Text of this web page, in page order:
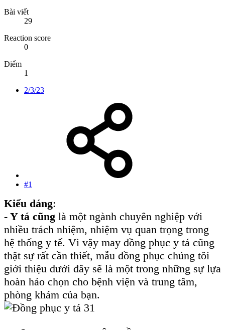
Bài viết
29
Reaction score
0
Điểm
1
2/3/23
#1
Kiểu dáng:
- Y tá cũng là một ngành chuyên nghiệp với
nhiều trách nhiệm, nhiệm vụ quan trọng trong
hệ thống y tế. Vì vậy may đồng phục y tá cũng
thật sự rất cần thiết, mẫu đồng phục chúng tôi
giới thiệu dưới đây sẽ là một trong những sự lựa
hoàn hảo chọn cho bệnh viện và trung tâm,
phòng khám của bạn.